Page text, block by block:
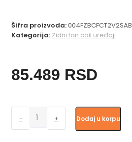
Šifra proizvoda:004FZBCFCT2V2SAB
Kategorija: Zidni fan coil uređaji
85.489 RSD
SABIANA
Zidni
- + Dodaj u korpu